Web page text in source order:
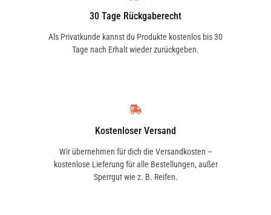
30 Tage Rückgaberecht
Als Privatkunde kannst du Produkte kostenlos bis 30
Tage nach Erhalt wieder zurückgeben.
Kostenloser Versand
Wir übernehmen für dich die Versandkosten –
kostenlose Lieferung für alle Bestellungen, außer
Sperrgut wie z. B. Reifen.